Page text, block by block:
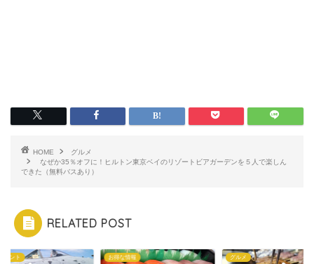
HOME
グルメ
なぜか35％オフに！ヒルトン東京ベイのリゾートビアガーデンを５人で楽しん
できた（無料バスあり）
RELATED POST
ベント お得な情報 グルメ